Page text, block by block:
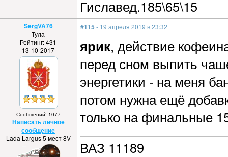
Гиславед.185\65\15
SergVA76
Тула
Рейтинг: 431
13-10-2017
Сообщений: 1077
Написать личное
сообщение
Lada Largus 5 мест 8V
#115 - 19 апреля 2019 в 23:32
ярик, действие
перед сном выпить
энергетики - на меня
потом нужна ещё
только на финальные
ВАЗ 11189